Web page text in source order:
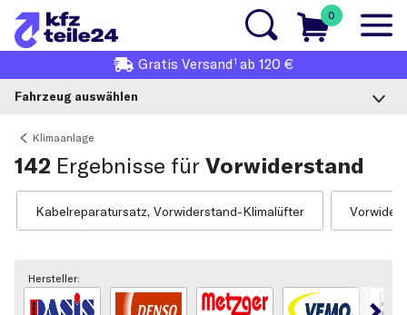
0
Gratis Versand1 ab 120 €
Fahrzeug auswählen
Klimaanlage
142 Ergebnisse für Vorwiderstand
Kabelreparatursatz, Vorwiderstand-Klimalüfter
Hersteller: